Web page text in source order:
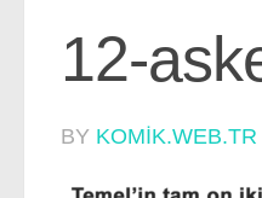
12-
BY KOMIK.WEB.TR